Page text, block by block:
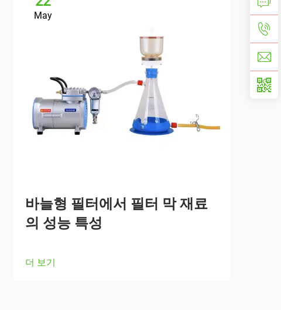
May
바늘형 필터에서 필터 막 재료
의 성능 특성
더 보기